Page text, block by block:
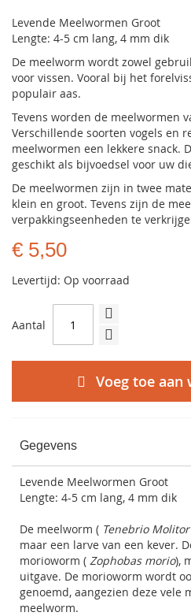
Levende Meelwormen Groot
Lengte: 4-5 cm lang, 4 mm dik
De meelworm wordt zowel
voor vissen. Vooral bij het
populair aas.
Tevens worden de meelwormen
Verschillende soorten vogels en
meelwormen een lekkere snack.
geschikt als bijvoedsel voor uw
De meelwormen zijn in twee
klein en groot. Tevens zijn de
verpakkingseenheden te
€ 5,50
Levertijd: Op voorraad
Aantal
Voeg toe aan
Gegevens
Levende Meelwormen Groot
Lengte: 4-5 cm lang, 4 mm dik
De meelworm ( Tenebrio Molitor
maar een larve van een kever.
morioworm ( Zophobas morio),
uitgave. De morioworm wordt
genoemd, aangezien deze vele
meelworm.